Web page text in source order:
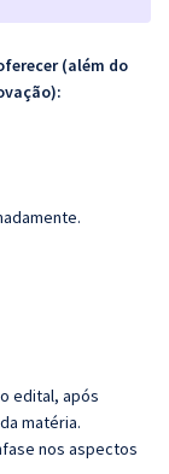
(além do
edital, após
matéria.
nos aspectos